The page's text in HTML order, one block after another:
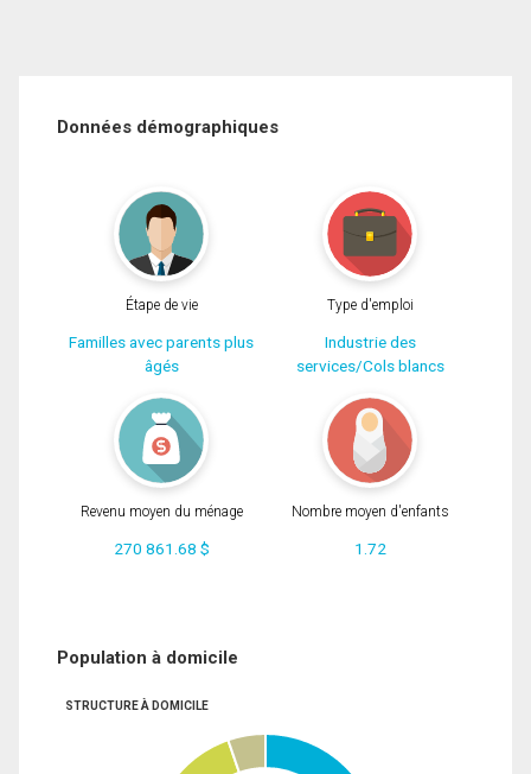
Données démographiques
Étape de vie
Familles avec parents plus
âgés
Type d'emploi
Industrie des
services/Cols blancs
Revenu moyen du ménage
270 861.68 $
Nombre moyen d'enfants
1.72
Population à domicile
STRUCTURE À DOMICILE